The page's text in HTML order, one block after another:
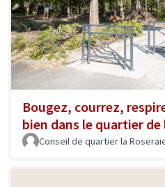
Bougez, courrez,
bien dans le quartier de
Conseil de quartier la